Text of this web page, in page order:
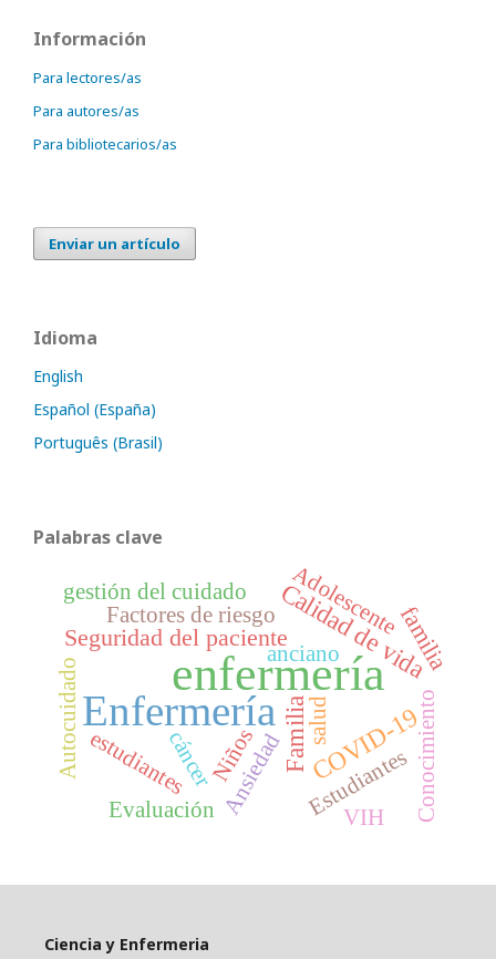
Información
Para lectores/as
Para autores/as
Para bibliotecarios/as
Enviar un artículo
Idioma
English
Español (España)
Português (Brasil)
Palabras clave
enfermería
Enfermería
Calidad de vida
FamiliaCOVID-19
Seguridad del paciente familia
Ansiedad
Autocuidado
EstudiantesConocimiento
salud
estudiantes
Factores de riesgo Adolescente
Evaluación
gestión del cuidado
VIH
Niños
cáncer
anciano
Ciencia y Enfermeria